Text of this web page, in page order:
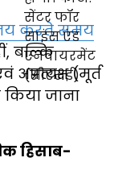
तय करते समय
बल्कि
अप्रत्यक्ष (मूर्त
जाना
हिसाब-